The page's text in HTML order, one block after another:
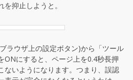
抑止しようと。
ラウザ上の設定ボタン)から「ツール
ONにすると、ページ上を0.4秒長押
ないようになります。つまり、誤認